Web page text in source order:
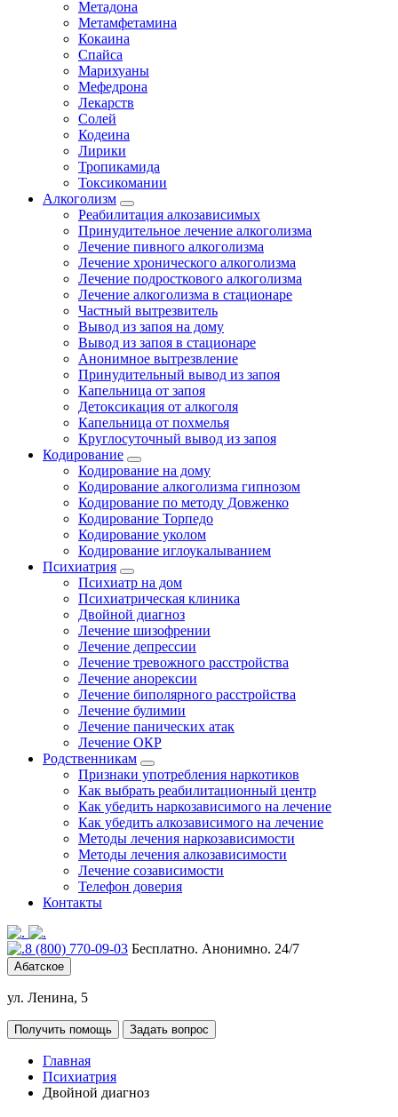
Метадона
Метамфетамина
Кокаина
Спайса
Марихуаны
Мефедрона
Лекарств
Солей
Кодеина
Лирики
Тропикамида
Токсикомании
Алкоголизм
Реабилитация алкозависимых
Принудительное лечение алкоголизма
Лечение пивного алкоголизма
Лечение хронического алкоголизма
Лечение подросткового алкоголизма
Лечение алкоголизма в стационаре
Частный вытрезвитель
Вывод из запоя на дому
Вывод из запоя в стационаре
Анонимное вытрезвление
Принудительный вывод из запоя
Капельница от запоя
Детоксикация от алкоголя
Капельница от похмелья
Круглосуточный вывод из запоя
Кодирование
Кодирование на дому
Кодирование алкоголизма гипнозом
Кодирование по методу Довженко
Кодирование Торпедо
Кодирование уколом
Кодирование иглоукалыванием
Психиатрия
Психиатр на дом
Психиатрическая клиника
Двойной диагноз
Лечение шизофрении
Лечение депрессии
Лечение тревожного расстройства
Лечение анорексии
Лечение биполярного расстройства
Лечение булимии
Лечение панических атак
Лечение ОКР
Родственникам
Признаки употребления наркотиков
Как выбрать реабилитационный центр
Как убедить наркозависимого на лечение
Как убедить алкозависимого на лечение
Методы лечения наркозависимости
Методы лечения алкозависимости
Лечение созависимости
Телефон доверия
Контакты
8 (800) 770-09-03 Бесплатно. Анонимно. 24/7
Абатское
ул. Ленина, 5
Получить помощь Задать вопрос
Главная
Психиатрия
Двойной диагноз